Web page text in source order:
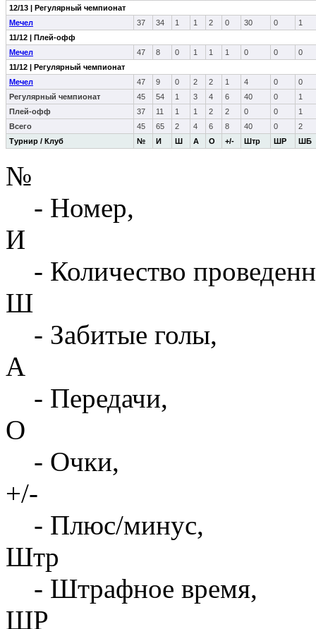
Турнир / Клуб № И Ш А О +/- Штр ШР ШБ
12/13 | Регулярный чемпионат
Мечел
37 34 1 1 2 0 30 0
1
11/12 | Плей-офф
Мечел
47 8 0 1 1 1 0 0
0
11/12 | Регулярный чемпионат
Мечел
47 9 0 2 2 1 4 0
0
Регулярный чемпионат
45 54 1 3 4 6 40 0
1
Плей-офф
37 11 1 1 2 2 0 0
1
Всего
45 65 2 4 6 8 40 0 2
№
- Номер,
И
- Количество
Ш
- Забитые голы,
А
- Передачи,
О
- Очки,
+/-
- Плюс/минус,
Штр
- Штрафное время,
ШР